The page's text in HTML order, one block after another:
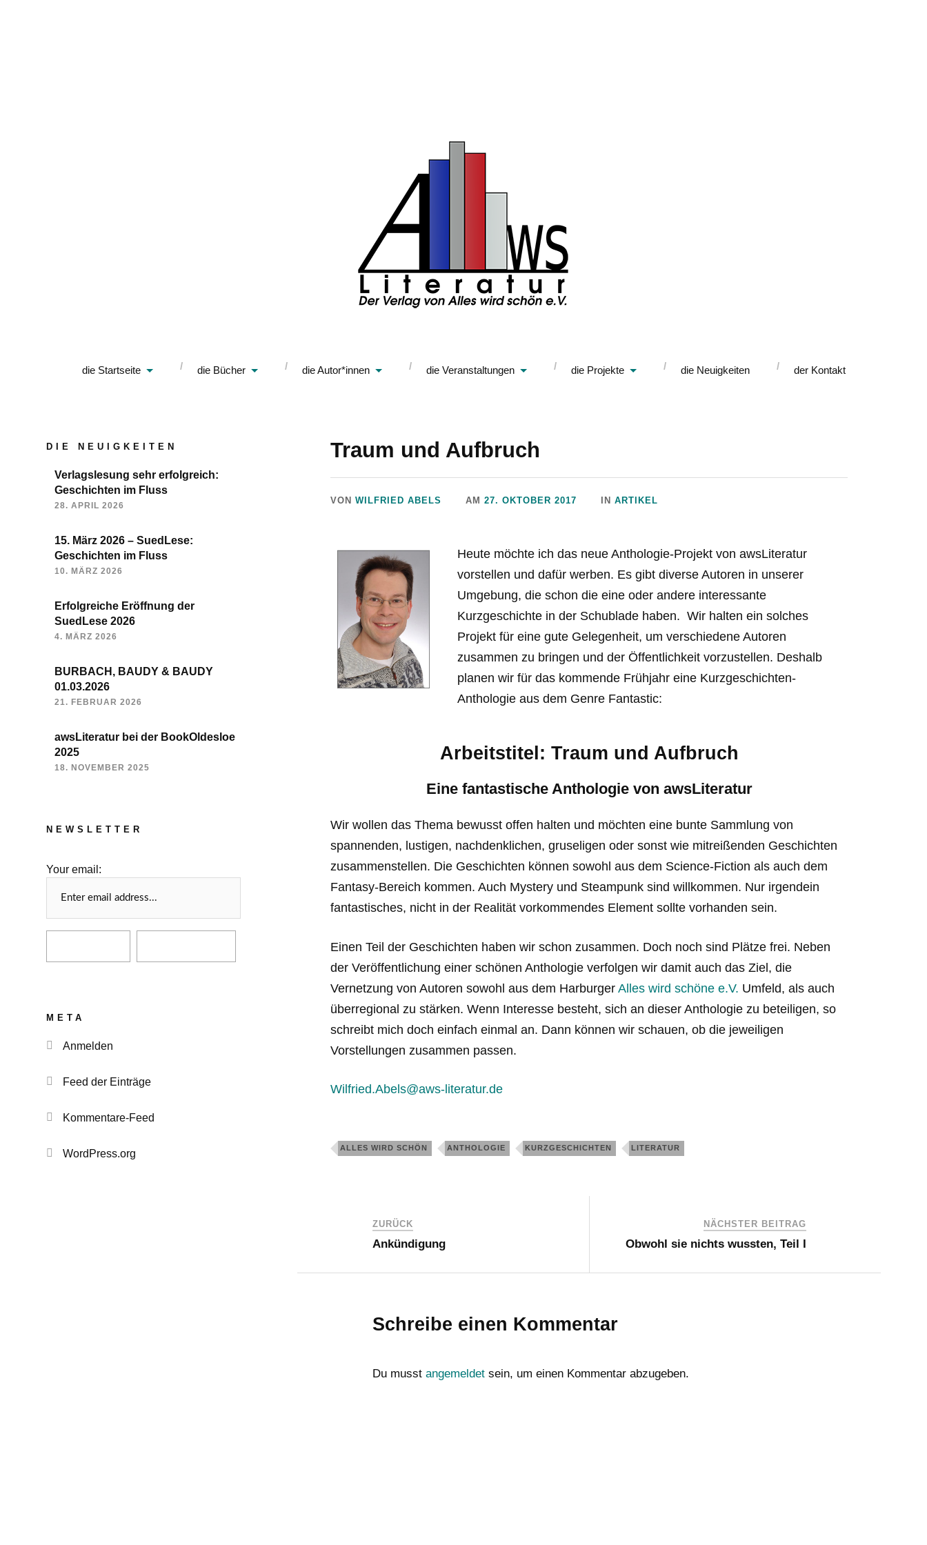
die Startseite die Bücher die Autor*innen die Veranstaltungen die Projekte die Neuigkeiten der Kontakt
Traum und Aufbruch
VONWILFRIED ABELS AM27. OKTOBER 2017 INARTIKEL
Heute möchte ich das neue Anthologie-Projekt von awsLiteratur
vorstellen und dafür werben. Es gibt diverse Autoren in unserer
Umgebung, die schon die eine oder andere interessante
Kurzgeschichte in der Schublade haben. Wir halten ein solches
Projekt für eine gute Gelegenheit, um verschiedene Autoren
zusammen zu bringen und der Öffentlichkeit vorzustellen. Deshalb
planen wir für das kommende Frühjahr eine Kurzgeschichten-
Anthologie aus dem Genre Fantastic:
Arbeitstitel: Traum und Aufbruch
Eine fantastische Anthologie von awsLiteratur
Wir wollen das Thema bewusst offen halten und möchten eine bunte Sammlung von
spannenden, lustigen, nachdenklichen, gruseligen oder sonst wie mitreißenden Geschichten
zusammenstellen. Die Geschichten können sowohl aus dem Science-Fiction als auch dem
Fantasy-Bereich kommen. Auch Mystery und Steampunk sind willkommen. Nur irgendein
fantastisches, nicht in der Realität vorkommendes Element sollte vorhanden sein.
Einen Teil der Geschichten haben wir schon zusammen. Doch noch sind Plätze frei. Neben
der Veröffentlichung einer schönen Anthologie verfolgen wir damit auch das Ziel, die
Vernetzung von Autoren sowohl aus dem HarburgerAlles wird schöne e.V. Umfeld, als auch
überregional zu stärken. Wenn Interesse besteht, sich an dieser Anthologie zu beteiligen, so
schreibt mich doch einfach einmal an. Dann können wir schauen, ob die jeweiligen
Vorstellungen zusammen passen.
Wilfried.Abels@aws-literatur.de
ALLES WIRD SCHÖN ANTHOLOGIE KURZGESCHICHTEN LITERATUR
ZURÜCK
Ankündigung
NÄCHSTER BEITRAG
Obwohl sie nichts wussten, Teil I
Schreibe einen Kommentar
Du musst angemeldetsein, um einen Kommentar abzugeben.
DIE NEUIGKEITEN
Verlagslesung sehr erfolgreich:
Geschichten im Fluss
28. APRIL 2026
15. März 2026 – SuedLese:
Geschichten im Fluss
10. MÄRZ 2026
Erfolgreiche Eröffnung der
SuedLese 2026
4. MÄRZ 2026
BURBACH, BAUDY & BAUDY
01.03.2026
21. FEBRUAR 2026
awsLiteratur bei der BookOldesloe
2025
18. NOVEMBER 2025
NEWSLETTER
Your email:
META
Anmelden
Feed der Einträge
Kommentare-Feed
WordPress.org